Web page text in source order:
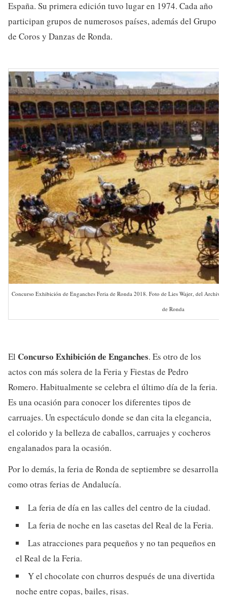
España. Su primera edición tuvo lugar en 1974. Cada año
participan grupos de numerosos países, además del Grupo
de Coros y Danzas de Ronda.
Concurso Exhibición de Enganches Feria de Ronda 2018. Foto de Lies Wajer, del Archivo
de Ronda
El Concurso Exhibición de Enganches. Es otro de los
actos con más solera de la Feria y Fiestas de Pedro
Romero. Habitualmente se celebra el último día de la feria.
Es una ocasión para conocer los diferentes tipos de
carruajes. Un espectáculo donde se dan cita la elegancia,
el colorido y la belleza de caballos, carruajes y cocheros
engalanados para la ocasión.
Por lo demás, la feria de Ronda de septiembre se desarrolla
como otras ferias de Andalucía.
La feria de día en las calles del centro de la ciudad.
La feria de noche en las casetas del Real de la Feria.
Las atracciones para pequeños y no tan pequeños en
el Real de la Feria.
Y el chocolate con churros después de una divertida
noche entre copas, bailes, risas.